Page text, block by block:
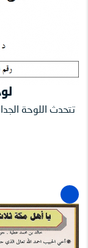
تتحدث اللوحة